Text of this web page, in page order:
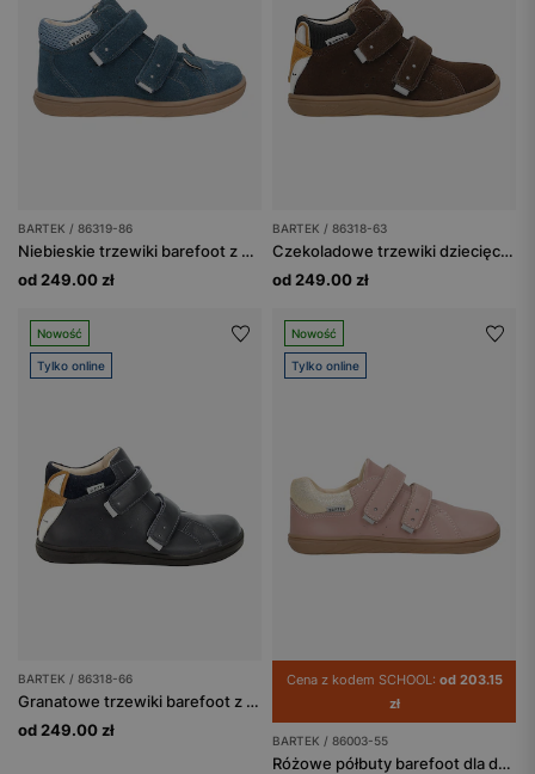
BARTEK / 86319-86
Niebieskie trzewiki barefoot z misiem na noskach BARTEK 86319-86
od 249.00 zł
BARTEK / 86318-63
Czekoladowe trzewiki dziecięce z liskiem BARTEK 86318-63
od 249.00 zł
Nowość
Tylko online
BARTEK / 86318-66
Granatowe trzewiki barefoot z liskiem BARTEK 86318-66
od 249.00 zł
Nowość
Tylko online
Cena z kodem SCHOOL: od 203.15
zł
BARTEK / 86003-55
Różowe półbuty barefoot dla dziewczynki ze złotym zapiętkiem BARTEK 86003-55